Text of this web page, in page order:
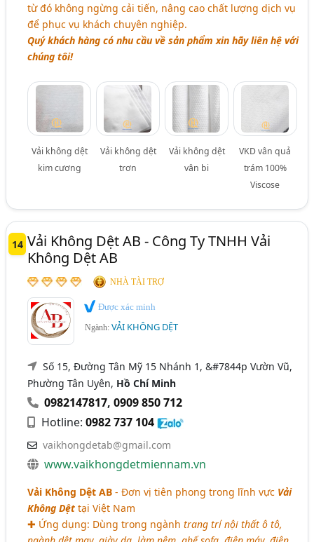
từ đó không ngừng cải tiến, nâng cao chất lượng dịch vụ
để phục vụ khách chuyên nghiệp.
Quý khách hàng có nhu cầu về sản phẩm xin hãy liên hệ với
chúng tôi!
Vải không dệt
kim cương
Vải không dệt
trơn
Vải không dệt
vân bi
VKD vân quả
trám 100%
Viscose
14 Vải Không Dệt AB - Công Ty TNHH Vải
Không Dệt AB
NHÀ TÀI TRỢ
Được xác minh
Ngành:VẢI KHÔNG DỆT
Số 15, Đường Tân Mỹ 15 Nhánh 1, &#7844p Vườn Vũ,
Phường Tân Uyên, Hồ Chí Minh
0982147817,0909 850 712
Hotline:0982 737 104
vaikhongdetab@gmail.com
www.vaikhongdetmiennam.vn
Vải Không Dệt AB - Đơn vị tiên phong trong lĩnh vực Vải
Không Dệt tại Việt Nam
✚ Ứng dụng: Dùng trong ngànhtrang trí nội thất ô tô,